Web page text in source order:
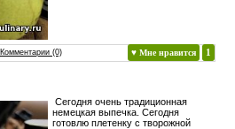
♥ Мне нравится 1
Комментарии (0)
Сегодня очень традиционная
немецкая выпечка. Сегодня
готовлю плетенку с творожной